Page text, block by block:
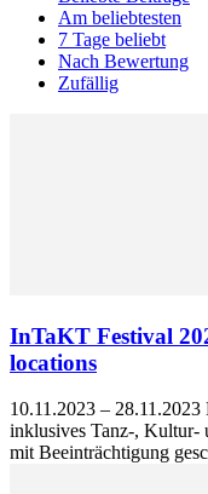
Am beliebtesten
7 Tage beliebt
Nach Bewertung
Zufällig
InTaKT Festival
locations
10.11.2023 –
inklusives Tanz-, Kultur-
mit Beeinträchtigung